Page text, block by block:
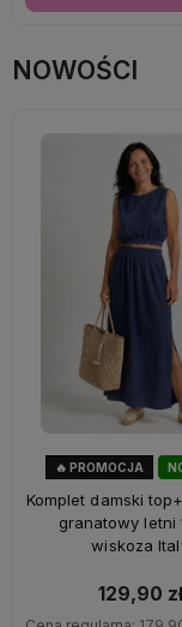
NOWOŚCI
🔥 PROMOCJA
Komplet damski
granatowy letni
wiskoza
129,90 zł